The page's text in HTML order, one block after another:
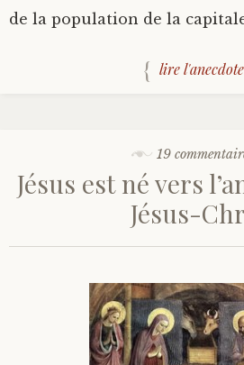
de la population de la
lire l'anecdote
19
Jésus est né vers
Jésus-